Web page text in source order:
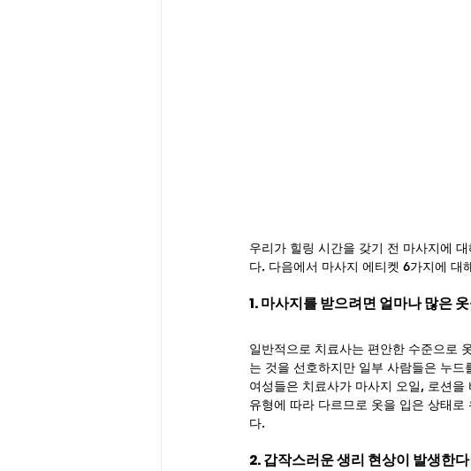
우리가 힐링 시간을 갖기 전 마사지에
다. 다음에서 마사지 에티켓 6가지에 대
1. 마사지를 받으려면 얼마나 많은
일반적으로 치료사는 편안한 수준으로
는 것을 선호하지만 일부 사람들은 누드
여성들은 치료사가 마사지 오일, 로션
유형에 따라 다르므로 옷을 입은 상태
다.
2. 갑작스러운 생리 현상이 발생한